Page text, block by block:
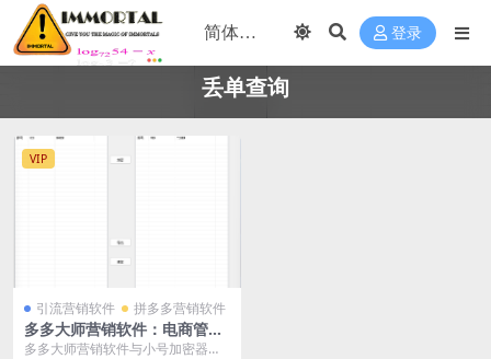
登录
丢单查询
VIP
引流营销软件 拼多多营销软件
多多大师营销软件：电商管理
的全能助手
多多大师营销软件与小号加密器的